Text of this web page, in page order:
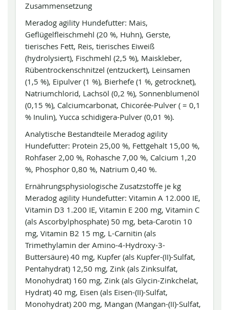
Zusammensetzung
Meradog agility Hundefutter: Mais,
Geflügelfleischmehl (20 %, Huhn), Gerste,
tierisches Fett, Reis, tierisches Eiweiß
(hydrolysiert), Fischmehl (2,5 %), Maiskleber,
Rübentrockenschnitzel (entzuckert), Leinsamen
(1,5 %), Eipulver (1 %), Bierhefe (1 %, getrocknet),
Natriumchlorid, Lachsöl (0,2 %), Sonnenblumenöl
(0,15 %), Calciumcarbonat, Chicorée-Pulver ( = 0,1
% Inulin), Yucca schidigera-Pulver (0,01 %).
Analytische Bestandteile Meradog agility
Hundefutter: Protein 25,00 %, Fettgehalt 15,00 %,
Rohfaser 2,00 %, Rohasche 7,00 %, Calcium 1,20
%, Phosphor 0,80 %, Natrium 0,40 %.
Ernährungsphysiologische Zusatzstoffe je kg
Meradog agility Hundefutter: Vitamin A 12.000 IE,
Vitamin D3 1.200 IE, Vitamin E 200 mg, Vitamin C
(als Ascorbylphosphate) 50 mg, beta-Carotin 10
mg, Vitamin B2 15 mg, L-Carnitin (als
Trimethylamin der Amino-4-Hydroxy-3-
Buttersäure) 40 mg, Kupfer (als Kupfer-(II)-Sulfat,
Pentahydrat) 12,50 mg, Zink (als Zinksulfat,
Monohydrat) 160 mg, Zink (als Glycin-Zinkchelat,
Hydrat) 40 mg, Eisen (als Eisen-(II)-Sulfat,
Monohydrat) 200 mg, Mangan (Mangan-(II)-Sulfat,